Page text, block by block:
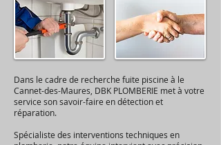
Dans le cadre de recherche fuite piscine à le
Cannet-des-Maures, DBK PLOMBERIE met à votre
service son savoir-faire en détection et
réparation.
Spécialiste des interventions techniques en